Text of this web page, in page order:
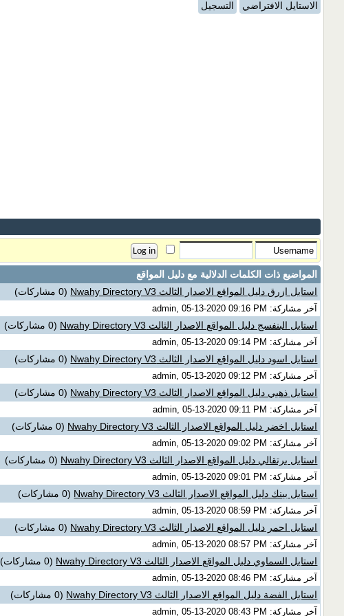
الاستايل الافتراضي
التسجيل
المواضيع ذات الكلمات الدلالية مع دليل المواقع
استايل ازرق دليل المواقع الاصدار الثالث Nwahy Directory V3
(0 مشاركات)
آخر مشاركة: admin, 05-13-2020 09:16 PM
استايل البنفسج دليل المواقع الاصدار الثالث Nwahy Directory V3 (0 مشاركات)
آخر مشاركة: admin, 05-13-2020 09:14 PM
استايل اسود دليل المواقع الاصدار الثالث Nwahy Directory V3 (0 مشاركات)
آخر مشاركة: admin, 05-13-2020 09:12 PM
استايل ذهبي دليل المواقع الاصدار الثالث Nwahy Directory V3 (0 مشاركات)
آخر مشاركة: admin, 05-13-2020 09:11 PM
استايل اخضر دليل المواقع الاصدار الثالث Nwahy Directory V3 (0 مشاركات)
آخر مشاركة: admin, 05-13-2020 09:02 PM
استايل برتقالي دليل المواقع الاصدار الثالث Nwahy Directory V3 (0 مشاركات)
آخر مشاركة: admin, 05-13-2020 09:01 PM
استايل بينك دليل المواقع الاصدار الثالث Nwahy Directory V3 (0 مشاركات)
آخر مشاركة: admin, 05-13-2020 08:59 PM
استايل احمر دليل المواقع الاصدار الثالث Nwahy Directory V3 (0 مشاركات)
آخر مشاركة: admin, 05-13-2020 08:57 PM
استايل السماوي دليل المواقع الاصدار الثالث Nwahy Directory V3 (0 مشاركات)
آخر مشاركة: admin, 05-13-2020 08:46 PM
استايل الفضة دليل المواقع الاصدار الثالث Nwahy Directory V3 (0 مشاركات)
آخر مشاركة: admin, 05-13-2020 08:43 PM